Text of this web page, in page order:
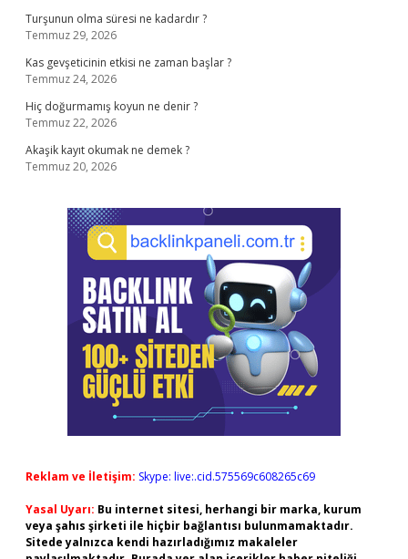
Turşunun olma süresi ne kadardır ?
Temmuz 29, 2026
Kas gevşeticinin etkisi ne zaman başlar ?
Temmuz 24, 2026
Hiç doğurmamış koyun ne denir ?
Temmuz 22, 2026
Akaşik kayıt okumak ne demek ?
Temmuz 20, 2026
Reklam ve İletişim: Skype: live:.cid.575569c608265c69
Yasal Uyarı: Bu internet sitesi, herhangi bir marka, kurum
veya şahıs şirketi ile hiçbir bağlantısı bulunmamaktadır.
Sitede yalnızca kendi hazırladığımız makaleler